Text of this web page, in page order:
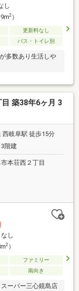
し
2）
更新料なし
バス・トイレ別
多数あり生活しや
築38年6ヶ月 3
西岐阜駅 徒歩15分
階建
本荘西２丁目
なし
2）
ファミリー
南向き
ーパー三心鏡島店